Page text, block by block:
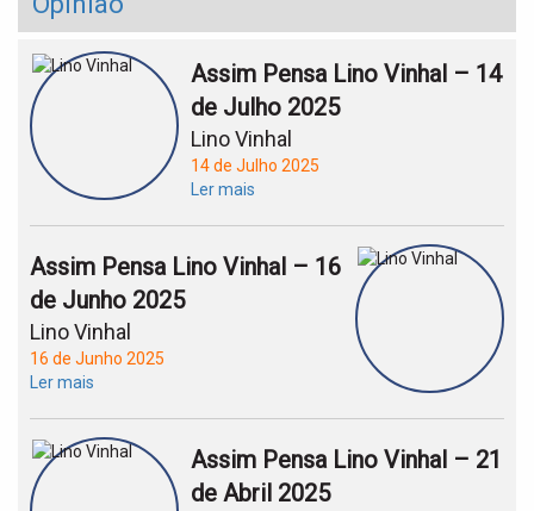
Assim Pensa Lino Vinhal – 14
de Julho 2025
Lino Vinhal
14 de Julho 2025
Ler mais
Assim Pensa Lino Vinhal – 16
de Junho 2025
Lino Vinhal
16 de Junho 2025
Ler mais
Assim Pensa Lino Vinhal – 21
de Abril 2025